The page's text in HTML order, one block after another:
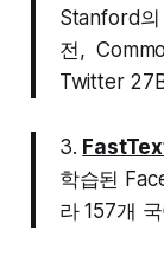
Stanford
전,
Twitter
3.
학습된
라 157개